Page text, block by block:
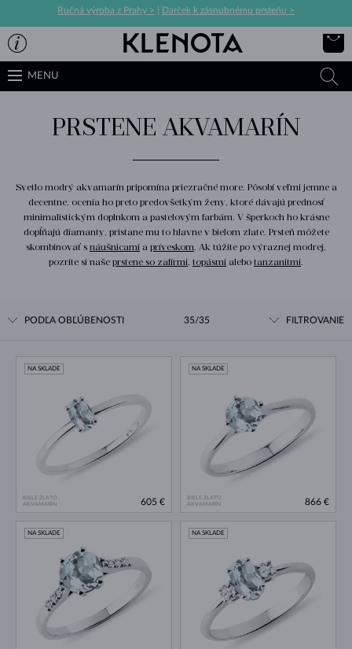
Ručná výroba z Prahy > Darček k zásnubnému prsteňu >
MENU
PRSTENE AKVAMARÍN
Svetlo modrý akvamarín pripomína priezračné more. Pôsobí veľmi jemne a
decentne, ocenia ho preto predovšetkým ženy, ktoré dávajú prednosť
minimalistickým doplnkom a pastelovým farbám. V šperkoch ho krásne
dopĺňajú diamanty, pristane mu to hlavne v bielom zlate. Prsteň môžete
skombinovať s náušnicami a príveskom. Ak túžite po výraznej modrej,
pozrite si naše prstene so zafírmi, topásmi alebo tanzanitmi.
PODĽA OBĽÚBENOSTI 35/35 FILTROVANIE
BIELE ZLATO
AKVAMARÍN
NA SKLADE
605 €
BIELE ZLATO
AKVAMARÍN
NA SKLADE
866 €
NA SKLADE NA SKLADE